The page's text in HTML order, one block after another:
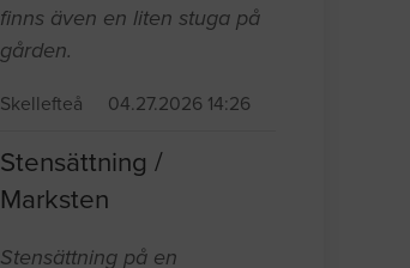
finns även en liten stuga på
gården.
Skellefteå 04.27.2026 14:26
Stensättning /
Marksten
Stensättning på en